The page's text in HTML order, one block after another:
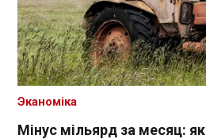
Мінус мільярд за месяц:
Эканоміка